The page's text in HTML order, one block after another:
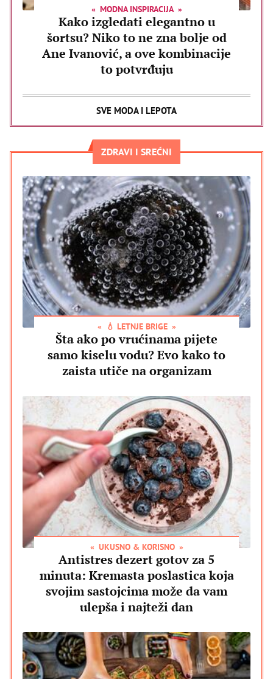
MODNA INSPIRACIJA
Kako izgledati elegantno u
šortsu? Niko to ne zna bolje od
Ane Ivanović, a ove kombinacije
to potvrđuju
SVE MODA I LEPOTA
ZDRAVI I SREĆNI
💧 LETNJE BRIGE
Šta ako po vrućinama pijete
samo kiselu vodu? Evo kako to
zaista utiče na organizam
UKUSNO & KORISNO
Antistres dezert gotov za 5
minuta: Kremasta poslastica koja
svojim sastojcima može da vam
ulepša i najteži dan